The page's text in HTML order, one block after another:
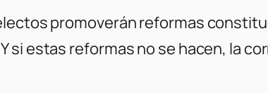
promoverán reformas
si estas reformas no se hacen, la